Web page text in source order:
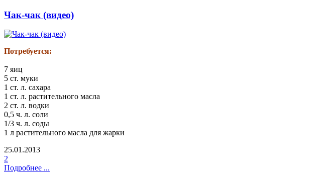
Чак-чак (видео)
Потребуется:
7 яиц
5 ст. муки
1 ст. л. сахара
1 ст. л. растительного масла
2 ст. л. водки
0,5 ч. л. соли
1/3 ч. л. соды
1 л растительного масла для жарки
25.01.2013
2
Подробнее ...